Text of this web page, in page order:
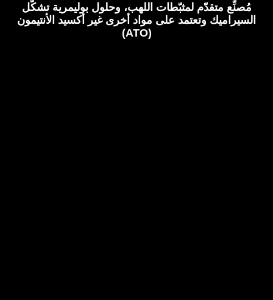
مُصنِّع متقدّم لمثبّطات اللهب، وحلول بوليمرية تشكّل
السيراميك وتعتمد على مواد أخرى غير أكسيد الأنتيمون
(ATO)